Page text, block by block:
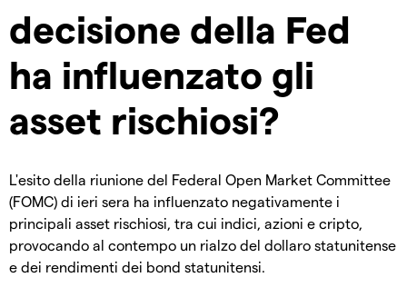
decisione della Fed
ha influenzato gli
asset rischiosi?
L'esito della riunione del Federal Open Market Committee
(FOMC) di ieri sera ha influenzato negativamente i
principali asset rischiosi, tra cui indici, azioni e cripto,
provocando al contempo un rialzo del dollaro statunitense
e dei rendimenti dei bond statunitensi.